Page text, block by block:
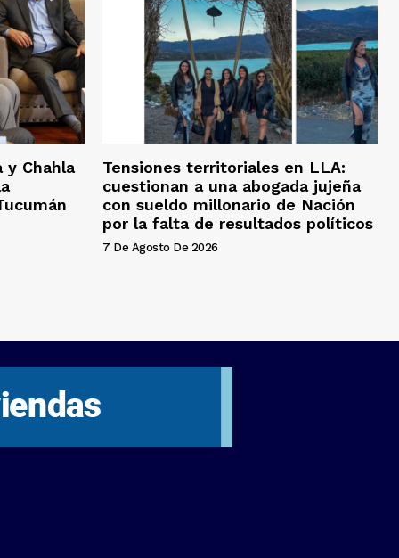
y Chahla
Tensiones territoriales en LLA:
cuestionan a una abogada jujeña
con sueldo millonario de Nación
por la falta de resultados políticos
7 De Agosto De 2026